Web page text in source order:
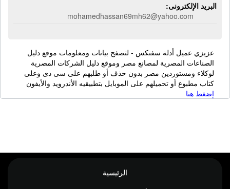
البريد الإلكترونى:
mohamedhassan69mh62@yahoo.com
عزيزي عميل أدلة سفنكس - لتصفح بيانات ومعلومات موقع دليل
الصناعات المصرية لمصانع مصر وموقع دليل الشركات المصرية
لوكلاء ومستوردين مصر بدون حذف أو طلبهم على سى دى وعلى
كتاب مطبوع أو تحميلهم على الموبايل بتطبيقيه الأندرويد والأيفون
إضغط هنا
الرئيسية